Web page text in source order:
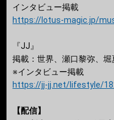
インタビュー掲載
https://lotus-magic.jp/
『JJ』
掲載：世界、瀬口黎弥、
※インタビュー掲載
https://jj-jj.net/lifestyle/
【配信】